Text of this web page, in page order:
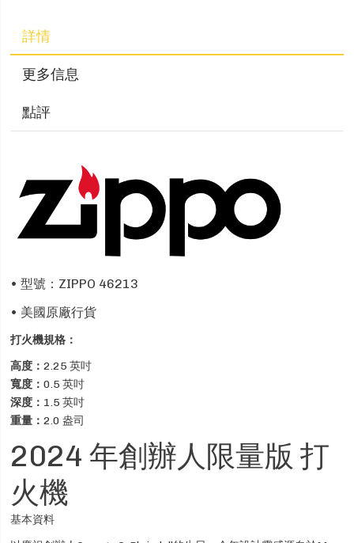
詳情
更多信息
點評
• 型號：ZIPPO 46213
• 美國原廠行貨
打火機規格：
高度：2.25 英吋
寬度：0.5 英吋
深度： 1.5 英吋
重量：2.0 盎司
2024 年創辦人限量版 打
火機
基本資料